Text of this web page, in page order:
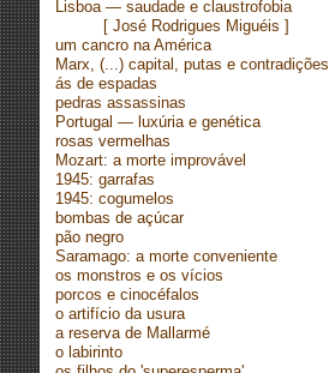
Lisboa — saudade e claustrofobia
[ José Rodrigues Miguéis ]
um cancro na América
Marx, (...) capital, putas e contradições
ás de espadas
pedras assassinas
Portugal — luxúria e genética
rosas vermelhas
Mozart: a morte improvável
1945: garrafas
1945: cogumelos
bombas de açúcar
pão negro
Saramago: a morte conveniente
os monstros e os vícios
porcos e cinocéfalos
o artifício da usura
a reserva de Mallarmé
o labirinto